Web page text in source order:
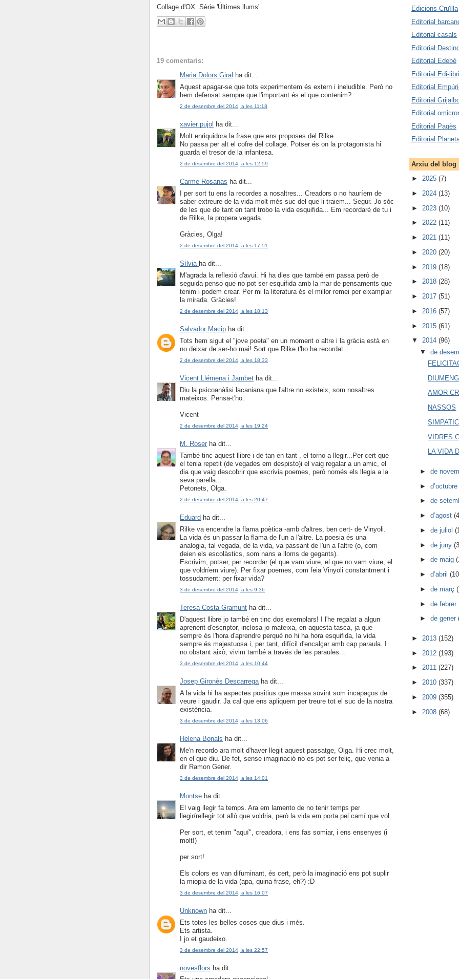
Collage d'OX. Sèrie 'Últimes llums'
19 comentaris:
Maria Dolors Giral ha dit...
Aquest apagar-se que tots experimentem és extern i ineludible. Però no
hem defensat sempre que l'important és el que contenim?
2 de desembre del 2014, a les 11:18
xavier pujol ha dit...
Molt enriquidora la frase que ens proposes del Rilke.
No passa per alt el cofre del collage. Potser és on la protagonista hi
guarda el tresor de la infantesa.
2 de desembre del 2014, a les 12:59
Carme Rosanas ha dit...
I per sort tu ens la recordes a nosaltres... Creadors o no hauríem de
saber extreure de la vida molt més suc del que li traiem... Segur. Jo sóc
de les que de tant en tant trobo la vida esquifida... Em recordaré de tu i
de Rilke, la propera vegada.
Gràcies, Olga!
2 de desembre del 2014, a les 17:51
Sílvia ha dit...
M'agrada la reflexió d'avui. Hi ha dies que també em passa però de
seguida penso que no pot ser esquifida amb la mar de pensaments que
tenim i podem crear. Per mi la literatura és el millor remei per eixamplar
la mirada. Gràcies!
2 de desembre del 2014, a les 18:13
Salvador Macip ha dit...
Tots hem sigut el "jove poeta" en un moment o altre i la gràcia està en
no deixar de ser-ho mai! Sort que Rilke t'ho ha recordat...
2 de desembre del 2014, a les 18:33
Vicent Llémena i Jambet ha dit...
Diu la psicoanàlisi lacaniana que l'altre no existeix, som nosaltres
mateixos. Pensa-t'ho.
Vicent
2 de desembre del 2014, a les 19:24
M. Roser ha dit...
També tinc aquest llibre i de tan en tant , el torno a llegir...Per cert que
el tenia repetit (de vegades em despisto)i el vaig regalar a un amic, el
dia que vaig descobrir que escrivia poemes, però només els llegia a la
seva parella...
Petonets, Olga.
2 de desembre del 2014, a les 20:47
Eduard ha dit...
Rilke va encendre la flama poètica -amb d'altres, ben cert- de Vinyoli.
La vida és un passar la flama de l'un a l'altre. La poesia és una
analogia, tal vegada, de la vida, va passant de l'un a l'altre (o, com
deien els escolàstics, som nans a lloms de gegants).
Escrivim, potser, per recordar (el que vam viure, el que no vam viure, el
que voldríem viure). Per fixar poemes, com feia Vinyoli constantment i
tossudament: per fixar vida?
3 de desembre del 2014, a les 9:36
Teresa Costa-Gramunt ha dit...
D'aquest llibre jo també en tinc dos exemplars! I l'he regalat a algun
aprenent d'escriptor, inclosa jo mateixa, en aquesta tasca, ja que
sempre és l'hora d'aprendre perquè no hi ha hora esquifida, la vida
sempre és majestuosa i, per tant, difícil d'encalçar amb cap paraula. I
no obstant això, vivim també a través de les paraules...
3 de desembre del 2014, a les 10:44
Josep Gironès Descarregaha dit...
A la vida hi ha aspectes positius que massa sovint som incapaços de
veure i gaudir. Ja cal que ens apliquem per treure tot el suc de la nostra
existència.
3 de desembre del 2014, a les 13:06
Helena Bonals ha dit...
Me'n recordo ara molt d'haver llegit aquest passatge, Olga. Hi crec molt,
en el que diu. De fet, sense imaginació no es pot ser feliç, que venia a
dir Ramon Gener.
3 de desembre del 2014, a les 14:01
Montse ha dit...
El vaig llegir fa temps. Ara em lamento de no tenir temps per
llegir/rellegir tot allò que voldria, però la vida em porta pel camí que vol.
Per sort, et tenim "aquí", creadora, i ens fas somiar, i ens ensenyes (i
molt!)
per sort!
Els colors es van difuminant, és cert, però la imaginació ens pot suplir
la miopia de la vida (apa, quina frase, eh?) :D
3 de desembre del 2014, a les 16:07
Unknown ha dit...
Ets totes les belles coses que dius i més.
Ets artista.
I jo et gaudeixo.
3 de desembre del 2014, a les 22:57
novesflors ha dit...
Edicions Cruïlla
Editorial
Editorial casals
Editorial
Editorial Edebé
Editorial Edi-libri
Editorial
Editorial
Editorial
Editorial Pagès
Editorial
Arxiu del blog
► 2025 (7)
► 2024 (13)
► 2023 (10)
► 2022 (11)
► 2021 (11)
► 2020 (20)
► 2019 (18)
► 2018 (28)
► 2017 (51)
► 2016 (57)
► 2015 (61)
▼ 2014 (96)
▼ de
AMOR
NASSOS
VIDRES
LA VIDA
► de
► d’octubre
► de
► d’agost
► de juliol
► de juny
► de maig
► d’abril
► de març
► de febrer
► de gener
► 2013 (152)
► 2012 (193)
► 2011 (227)
► 2010 (337)
► 2009 (355)
► 2008 (68)